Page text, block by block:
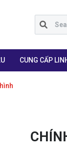
CUNG CẤP